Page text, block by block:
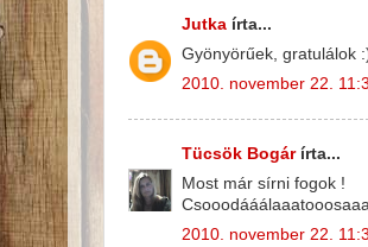
Jutka írta...
Gyönyörűek, gratulálok
2010. november 22.
Tücsök Bogárírta...
Most már sírni fogok !
2010. november 22.